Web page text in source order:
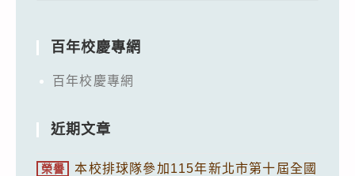
百年校慶專網
百年校慶專網
近期文章
榮譽
本校排球隊參加115年新北市第十屆全國